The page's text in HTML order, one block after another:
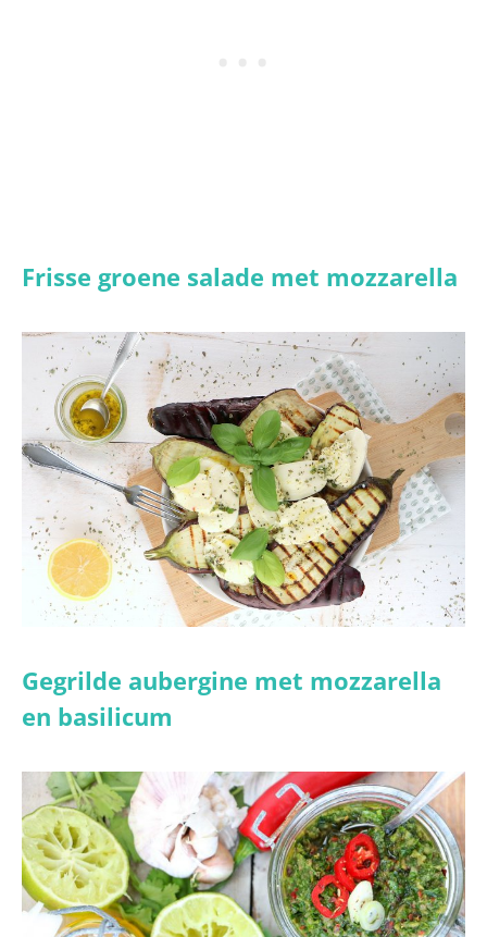
Frisse groene salade met mozzarella
Gegrilde aubergine met mozzarella
en basilicum